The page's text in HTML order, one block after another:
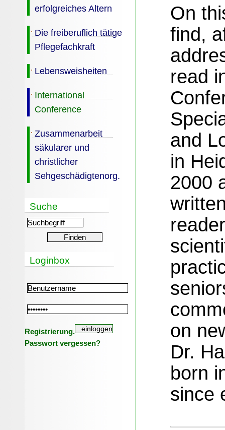
erfolgreiches Altern
Die freiberuflich tätige
Pflegefachkraft
Lebensweisheiten
International
Conference
Zusammenarbeit
säkularer und
christlicher
Sehgeschädigtenorg.
Suche
Loginbox
Registrierung.
Passwort vergessen?
On
find,
read
and
in
2000
on
Dr.
born
since